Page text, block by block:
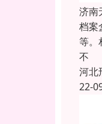
济南
档案
等。
不
河北
22-